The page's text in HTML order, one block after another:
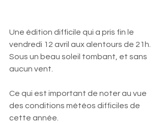
Une édition difficile qui a pris fin le
vendredi 12 avril aux alentours de 21h.
Sous un beau soleil tombant, et sans
aucun vent.
Ce qui est important de noter au vue
des conditions météos difficiles de
cette année.